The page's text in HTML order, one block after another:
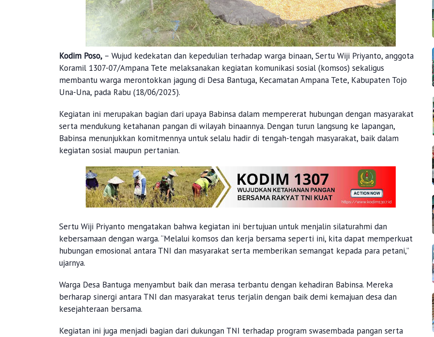
Kodim Poso, – Wujud kedekatan dan kepedulian terhadap warga binaan, Sertu Wiji Priyanto, anggota
Koramil 1307-07/Ampana Tete melaksanakan kegiatan komunikasi sosial (komsos) sekaligus
membantu warga merontokkan jagung di Desa Bantuga, Kecamatan Ampana Tete, Kabupaten Tojo
Una-Una, pada Rabu (18/06/2025).
Kegiatan ini merupakan bagian dari upaya Babinsa dalam mempererat hubungan dengan masyarakat
serta mendukung ketahanan pangan di wilayah binaannya. Dengan turun langsung ke lapangan,
Babinsa menunjukkan komitmennya untuk selalu hadir di tengah-tengah masyarakat, baik dalam
kegiatan sosial maupun pertanian.
Sertu Wiji Priyanto mengatakan bahwa kegiatan ini bertujuan untuk menjalin silaturahmi dan
kebersamaan dengan warga. “Melalui komsos dan kerja bersama seperti ini, kita dapat memperkuat
hubungan emosional antara TNI dan masyarakat serta memberikan semangat kepada para petani,”
ujarnya.
Warga Desa Bantuga menyambut baik dan merasa terbantu dengan kehadiran Babinsa. Mereka
berharap sinergi antara TNI dan masyarakat terus terjalin dengan baik demi kemajuan desa dan
kesejahteraan bersama.
Kegiatan ini juga menjadi bagian dari dukungan TNI terhadap program swasembada pangan serta